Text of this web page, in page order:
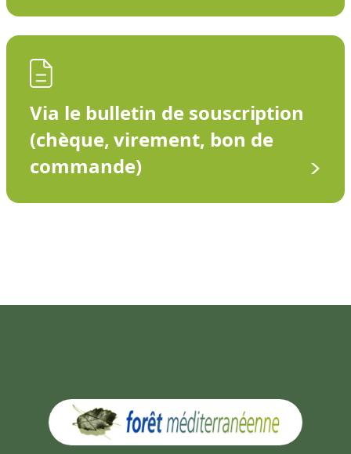
Via le bulletin de souscription
(chèque, virement, bon de
commande)